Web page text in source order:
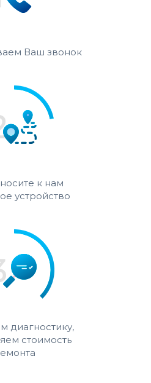
Ваш звонок
к нам
устройство
диагностику,
стоимость